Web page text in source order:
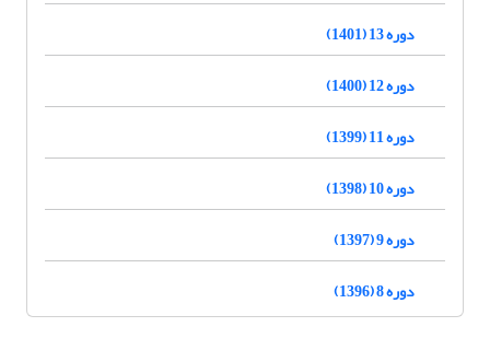
دوره 13 (1401)
دوره 12 (1400)
دوره 11 (1399)
دوره 10 (1398)
دوره 9 (1397)
دوره 8 (1396)